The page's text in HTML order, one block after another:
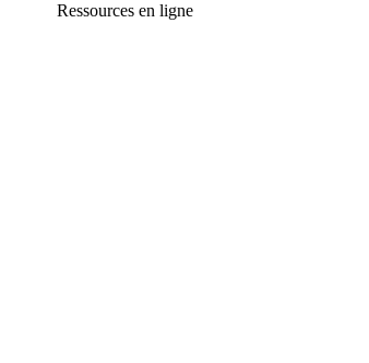
Ressources en ligne